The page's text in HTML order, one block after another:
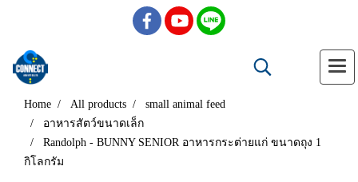
Home All products
small animal feed
อาหารสัตว์ขนาดเล็ก
Randolph - BUNNY SENIOR อาหารกระต่ายแก่ ขนาดถุง 1
กิโลกรัม